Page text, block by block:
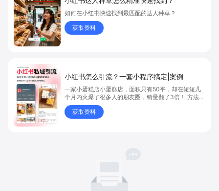
如何在小红书快速找到最匹配的达人种草？
获取资料
小红书怎么引流？一套小程序搞定|案例
一家小蛋糕店小蛋糕店，面积只有50平，却在短短几
个月内火爆了很多人的朋友圈，销量翻了3倍！ 方法则
是——巧妙借助小红书的种草平台和闭环引流，实现从
“种草”到“成交”的完美闭环！ 👇
获取资料